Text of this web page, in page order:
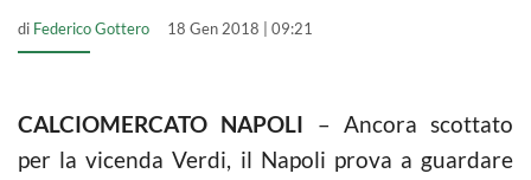
di Federico Gottero 18 Gen 2018 | 09:21
CALCIOMERCATO NAPOLI – Ancora scottato
per la vicenda Verdi, il Napoli prova a guardare